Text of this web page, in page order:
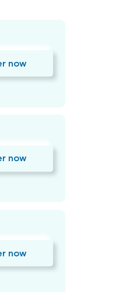
now
now
now